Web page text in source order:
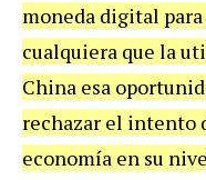
moneda digital
cualquiera que la
China esa
rechazar el intento
economía en su